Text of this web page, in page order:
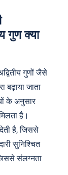
गुण क्या
गुणों जैसे
बढ़ाया जाता
के अनुसार
है।
देती है, जिससे
सुनिश्चित
संलग्नता